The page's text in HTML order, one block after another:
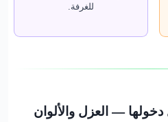
للغرفة.
— العزل والألوان